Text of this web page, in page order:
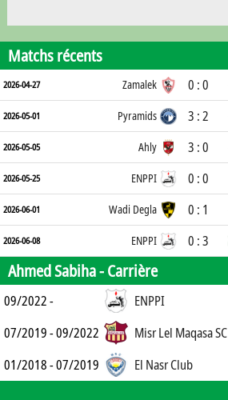
Matchs récents
2026-04-27 Zamalek 0 : 0
2026-05-01 Pyramids 3 : 2
2026-05-05 Ahly 3 : 0
2026-05-25 ENPPI 0 : 0
2026-06-01 Wadi Degla 0 : 1
2026-06-08 ENPPI 0 : 3
Ahmed Sabiha -Carrière
09/2022 -
ENPPI
07/2019 - 09/2022
Misr Lel Maqasa SC
01/2018 - 07/2019
El Nasr Club